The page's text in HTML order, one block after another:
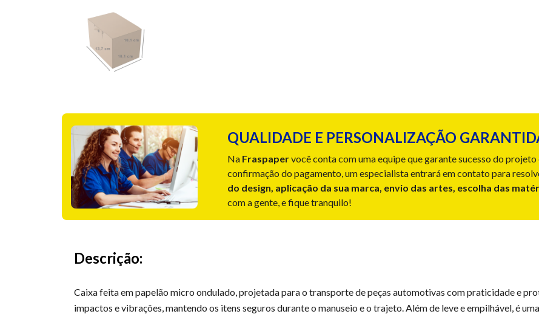
QUALIDADE E PERSONALIZAÇÃO
Na Fraspapervocê conta com uma equipe que garante sucesso do
confirmação do pagamento, um especialista entrará em contato para
do design, aplicação da sua marca, envio das artes, escolha das
com a gente, e fique tranquilo!
Descrição:
Caixa feita em papelão micro ondulado, projetada para o transporte de peças automotivas com praticidade e
impactos e vibrações, mantendo os itens seguros durante o manuseio e o trajeto. Além de leve e empilhável, é